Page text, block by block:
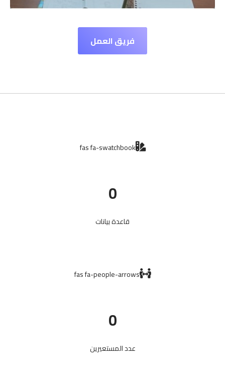
فريق العمل
fas fa-swatchbook
0
قاعدة بيانات
fas fa-people-arrows
0
عدد المستعيرين